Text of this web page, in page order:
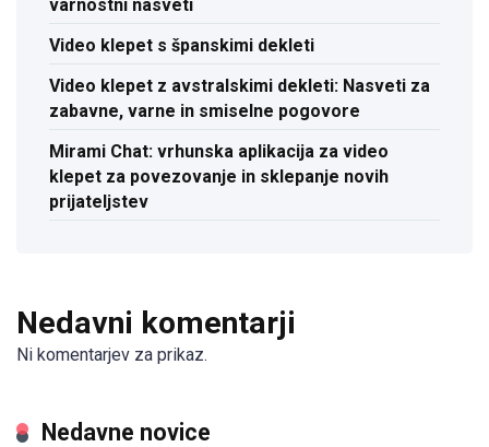
varnostni nasveti
Video klepet s španskimi dekleti
Video klepet z avstralskimi dekleti: Nasveti za
zabavne, varne in smiselne pogovore
Mirami Chat: vrhunska aplikacija za video
klepet za povezovanje in sklepanje novih
prijateljstev
Nedavni komentarji
Ni komentarjev za prikaz.
Nedavne novice